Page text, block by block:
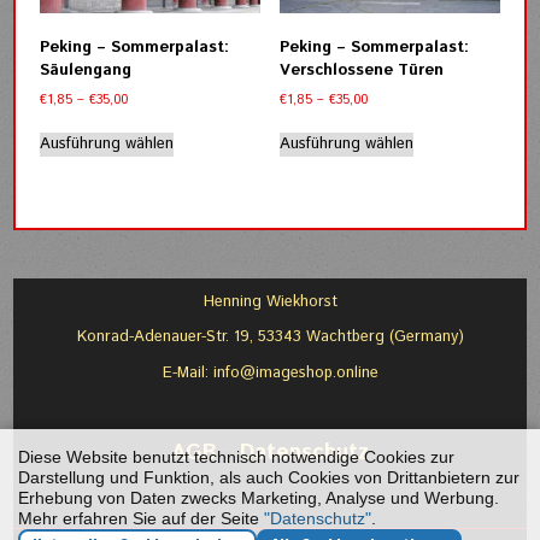
auf
Produktseite
gewählt
Peking – Sommerpalast:
Säulengang
€1,85 –€35,00Preisspanne:
bis
€35,00
Ausführung wählen
Dieses
Produkt
Varianten
Optionen
auf
der
werden
Peking – Sommerpalast:
Verschlossene Türen
€1,85 – €35,00Preisspanne:
bis
€35,00
Ausführung wählen
Dieses
Produkt
Varianten
auf
Henning Wiekhorst
Konrad-Adenauer-Str. 19, 53343 Wachtberg (Germany)
E-Mail: info@imageshop.online
AGB-Datenschutz
Diese Website benutzt technisch notwendige Cookies zur
Darstellung und Funktion, als auch Cookies von Drittanbietern zur
Erhebung von Daten zwecks Marketing, Analyse und Werbung.
Mehr erfahren Sie auf der Seite "Datenschutz"